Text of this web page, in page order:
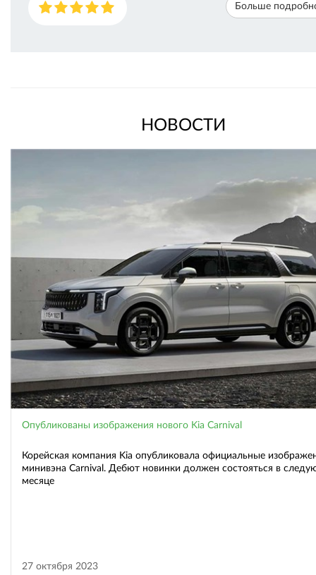
Больше
НОВОСТИ
Опубликованы изображения нового Kia Carnival
Корейская компания Kia опубликовала официальные
минивэна Carnival. Дебют новинки должен состояться в
месяце
27 октября 2023